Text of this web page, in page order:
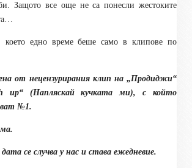
Защото все още не са понесли жестоките
което едно време беше само в клипове по
от нецензурирания клип на „Продиджи“
up“
(Напляскай кучката ми), с който
№1.
се случва у нас и става ежедневие.